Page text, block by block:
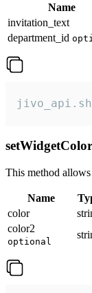
Name
invitation_text
department_id
setWidgetColor
This method
Name
color
color2
optional